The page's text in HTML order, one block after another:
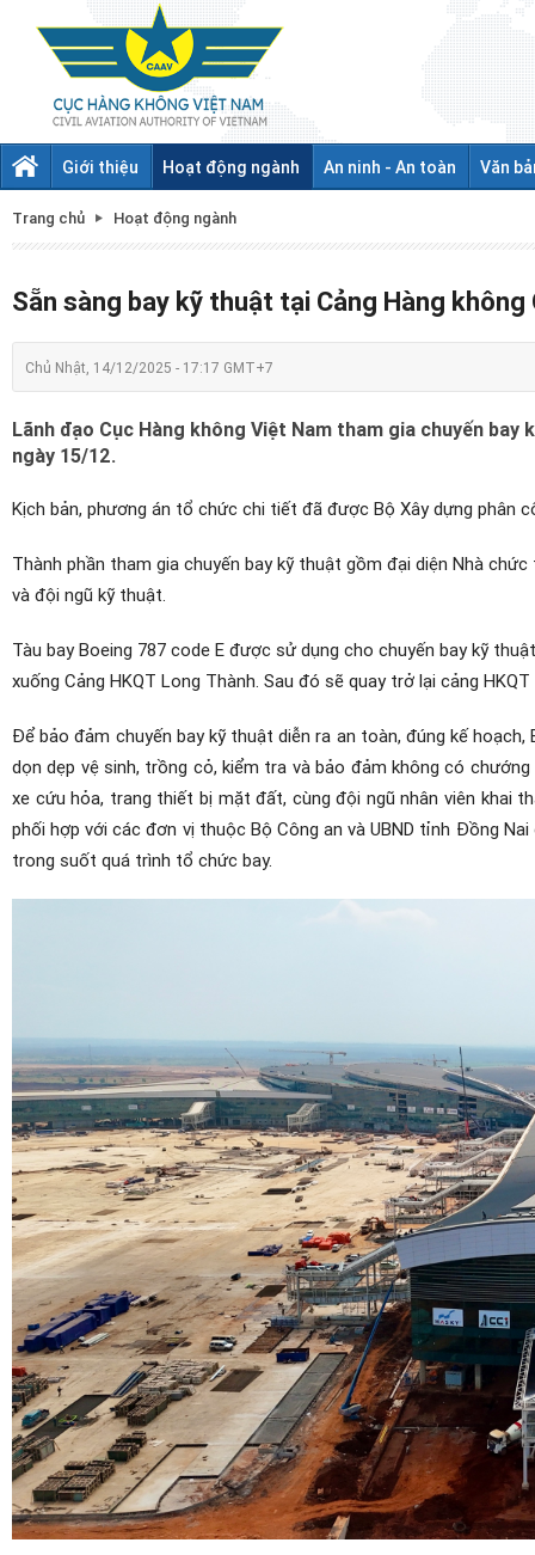
Giới thiệu Hoạt động ngành An ninh - An toàn Văn
Trang chủ Hoạt động ngành
Sẵn sàng bay kỹ thuật tại Cảng Hàng
Chủ Nhật, 14/12/2025 - 17:17 GMT+7
Lãnh đạo Cục Hàng không Việt Nam tham gia chuyến
ngày 15/12.
Kịch bản, phương án tổ chức chi tiết đã được Bộ Xây dựng phân
Thành phần tham gia chuyến bay kỹ thuật gồm đại diện Nhà
và đội ngũ kỹ thuật.
Tàu bay Boeing 787 code E được sử dụng cho chuyến bay kỹ
xuống Cảng HKQT Long Thành. Sau đó sẽ quay trở lại cảng
Để bảo đảm chuyến bay kỹ thuật diễn ra an toàn, đúng kế
dọn dẹp vệ sinh, trồng cỏ, kiểm tra và bảo đảm không có
xe cứu hỏa, trang thiết bị mặt đất, cùng đội ngũ nhân viên khai
phối hợp với các đơn vị thuộc Bộ Công an và UBND tỉnh Đồng
trong suốt quá trình tổ chức bay.